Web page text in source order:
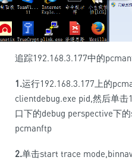
追踪192.168.3.177中的
1.运行192.168.3.177上的
clientdebug.exe pid,然后单
口下的debug perspective下
pcmanftp
2.单击start trace